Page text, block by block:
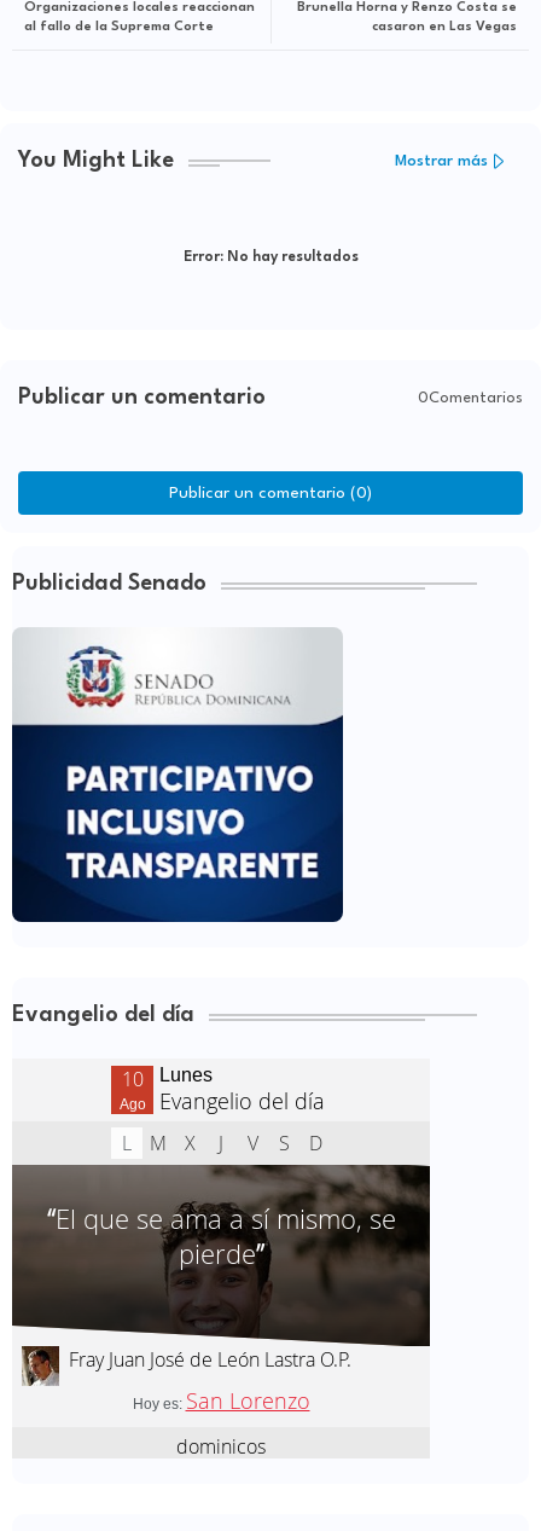
Brunella Horna y Renzo Costa se
casaron en Las Vegas
Organizaciones locales reaccionan
al fallo de la Suprema Corte
You Might Like Mostrar más
Error:No hay resultados
Publicar un comentario 0Comentarios
Publicar un comentario (0)
Publicidad Senado
Evangelio del día